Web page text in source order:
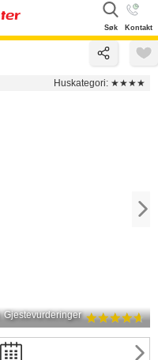
Kontakt
Søk
Huskategori: ★★★★
Gjestevurderinger